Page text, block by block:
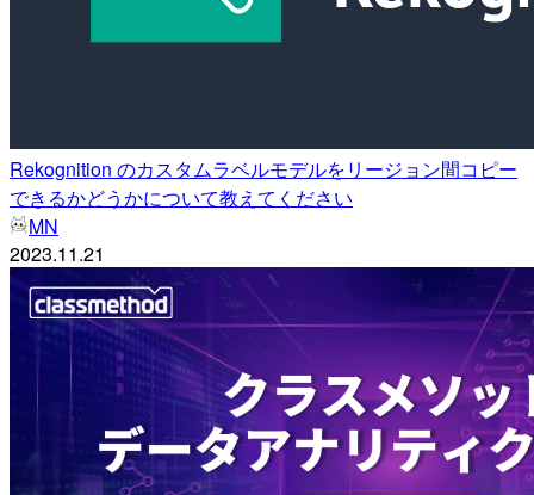
Rekognition のカスタムラベルモデルをリージョン間コピー
できるかどうかについて教えてください
MN
2023.11.21